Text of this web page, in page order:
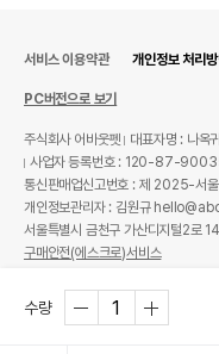
수량
서비스 이용약관 개인정보 처리
PC버전으로 보기
주식회사 어바웃펫
대표자명 : 나옥귀
사업자 등록번호 : 120-87-
통신판매업신고번호 : 제 2025-서
개인정보관리자 : 김원규
서울특별시 금천구 가산디지털2로
구매안전(에스크로)서비스